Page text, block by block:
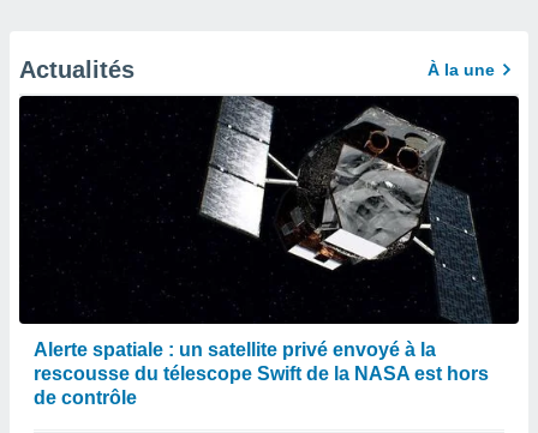
Actualités À la une
Alerte spatiale : un satellite privé envoyé à la
rescousse du télescope Swift de la NASA est hors
de contrôle